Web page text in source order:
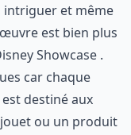
intriguer et même
est bien plus
Showcase .
car chaque
destiné aux
ou un produit